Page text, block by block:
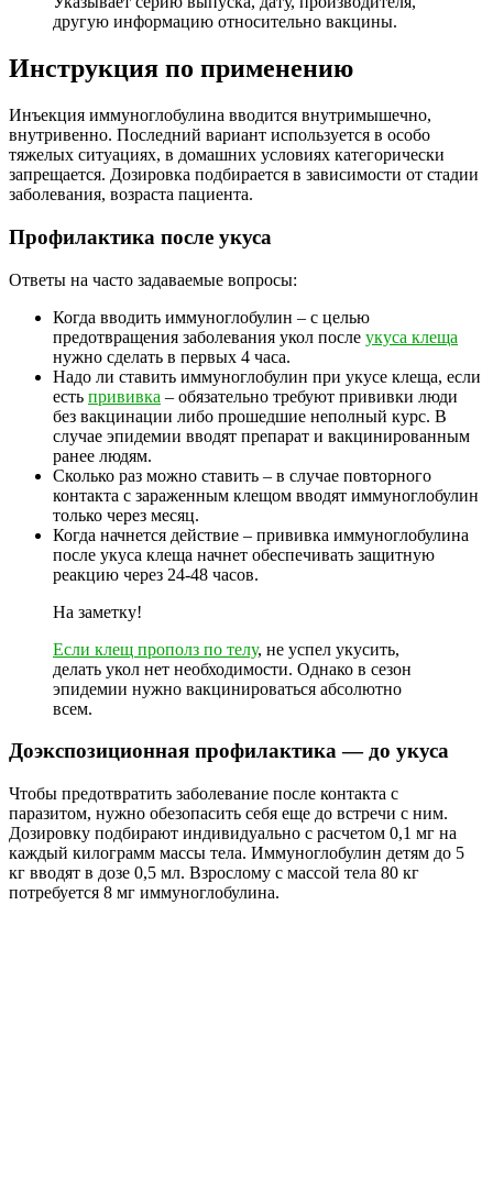
другую информацию относительно вакцины.
Инструкция по применению
Инъекция иммуноглобулина вводится внутримышечно,
внутривенно. Последний вариант используется в особо
тяжелых ситуациях, в домашних условиях категорически
запрещается. Дозировка подбирается в зависимости от стадии
заболевания, возраста пациента.
Профилактика после укуса
Ответы на часто задаваемые вопросы:
Когда вводить иммуноглобулин – с целью
предотвращения заболевания укол после укуса клеща
нужно сделать в первых 4 часа.
Надо ли ставить иммуноглобулин при укусе клеща, если
есть прививка – обязательно требуют прививки люди
без вакцинации либо прошедшие неполный курс. В
случае эпидемии вводят препарат и вакцинированным
ранее людям.
Сколько раз можно ставить – в случае повторного
контакта с зараженным клещом вводят иммуноглобулин
только через месяц.
Когда начнется действие – прививка иммуноглобулина
после укуса клеща начнет обеспечивать защитную
реакцию через 24-48 часов.
На заметку!
Если клещ прополз по телу, не успел укусить,
делать укол нет необходимости. Однако в сезон
эпидемии нужно вакцинироваться абсолютно
всем.
Доэкспозиционная профилактика — до укуса
Чтобы предотвратить заболевание после контакта с
паразитом, нужно обезопасить себя еще до встречи с ним.
Дозировку подбирают индивидуально с расчетом 0,1 мг на
каждый килограмм массы тела. Иммуноглобулин детям до 5
кг вводят в дозе 0,5 мл. Взрослому с массой тела 80 кг
потребуется 8 мг иммуноглобулина.